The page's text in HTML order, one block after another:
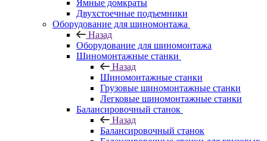
Ямные домкраты
Двухстоечные подъемники
Оборудование для шиномонтажа
Назад
Оборудование для шиномонтажа
Шиномонтажные станки
Назад
Шиномонтажные станки
Грузовые шиномонтажные станки
Легковые шиномонтажные станки
Балансировочный станок
Назад
Балансировочный станок